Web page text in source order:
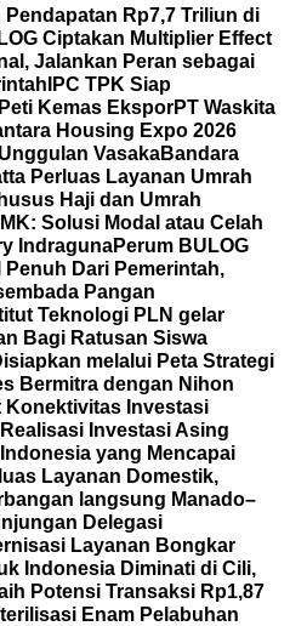
Pendapatan Rp7,7 Triliun di
Ciptakan Multiplier Effect
Jalankan Peran sebagai
IPC TPK Siap
Kemas EksporPT Waskita
Housing Expo 2026
VasakaBandara
Perluas Layanan Umrah
Haji dan Umrah
Solusi Modal atau Celah
IndragunaPerum BULOG
Dari Pemerintah,
Pangan
Teknologi PLN gelar
Bagi Ratusan Siswa
melalui Peta Strategi
Bermitra dengan Nihon
Konektivitas Investasi
Investasi Asing
yang Mencapai
Layanan Domestik,
langsung Manado–
Delegasi
Layanan Bongkar
Indonesia Diminati di Cili,
Potensi Transaksi Rp1,87
Enam Pelabuhan